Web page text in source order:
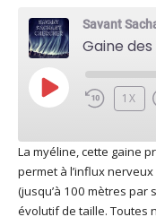
Savant
PLAY
EPISODE
1X
Apple Podcasts
Google Play
SHARE
La myéline, cette gaine
permet à l’influx
(jusqu’à 100 mètres par
évolutif de taille. Toutes